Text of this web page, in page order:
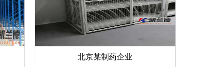
北京某制药企业